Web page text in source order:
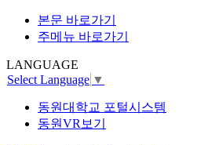
본문 바로가기
주메뉴 바로가기
LANGUAGE
Select Language ▼
동원대학교 포털시스템
동원VR보기